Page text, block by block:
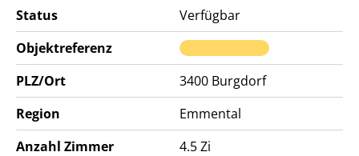
Status
Verfügbar
Objektreferenz
PLZ/Ort
3400 Burgdorf
Region
Emmental
Anzahl Zimmer
4.5 Zi